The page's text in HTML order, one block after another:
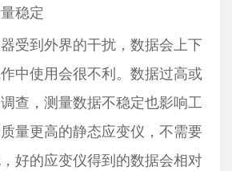
稳定
到外界的干扰，数据会上下
中使用会很不利。数据过高或
查，测量数据不稳定也影响工
量更高的静态应变仪，不需要
好的应变仪得到的数据会相对